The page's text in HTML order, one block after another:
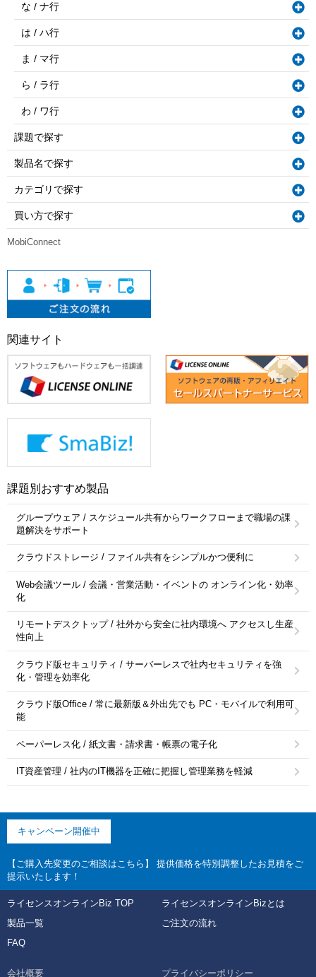
な / ナ行
は / ハ行
ま / マ行
ら / ラ行
わ / ワ行
課題で探す
製品名で探す
カテゴリで探す
買い方で探す
MobiConnect
関連サイト
課題別おすすめ製品
グループウェア / スケジュール共有からワークフローまで職場の課
題解決をサポート
クラウドストレージ / ファイル共有をシンプルかつ便利に
Web会議ツール / 会議・営業活動・イベントの オンライン化・効率
化
リモートデスクトップ / 社外から安全に社内環境へ アクセスし生産
性向上
クラウド版セキュリティ / サーバーレスで社内セキュリティを強
化・管理を効率化
クラウド版Office / 常に最新版＆外出先でも PC・モバイルで利用可
能
ペーパーレス化 / 紙文書・請求書・帳票の電子化
IT資産管理 / 社内のIT機器を正確に把握し管理業務を軽減
キャンペーン開催中
【ご購入先変更のご相談はこちら】 提供価格を特別調整したお見積をご
提示いたします！
ライセンスオンラインBiz TOP
ライセンスオンラインBizとは
製品一覧
ご注文の流れ
FAQ
会社概要 プライバシーポリシー